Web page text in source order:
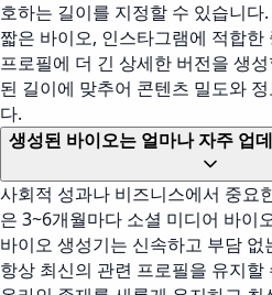
호하는 길이를 지정할 수 있습니
짧은 바이오, 인스타그램에 적합
프로필에 더 긴 상세한 버전을 생
된 길이에 맞추어 콘텐츠 밀도와
다.
생성된 바이오는 얼마나 자주 업
사회적 성과나 비즈니스에서 중요
은 3~6개월마다 소셜 미디어 바이
바이오 생성기는 신속하고 부담
항상 최신의 관련 프로필을 유지